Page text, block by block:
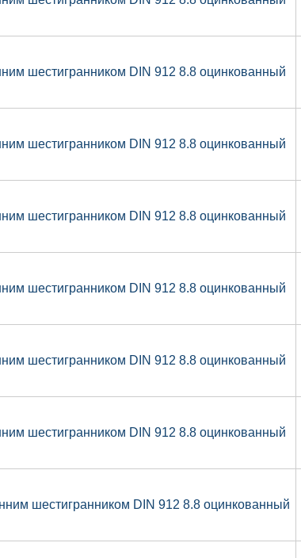
шестигранником DIN 912 8.8 оцинкованный
шестигранником DIN 912 8.8 оцинкованный
шестигранником DIN 912 8.8 оцинкованный
шестигранником DIN 912 8.8 оцинкованный
шестигранником DIN 912 8.8 оцинкованный
шестигранником DIN 912 8.8 оцинкованный
шестигранником DIN 912 8.8 оцинкованный